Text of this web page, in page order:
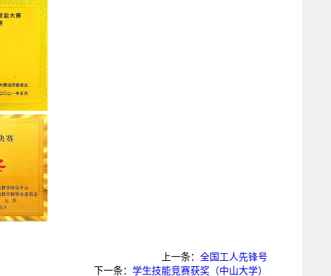
上一条： 全国工人先锋号
下一条： 学生技能竞赛获奖（中山大学）